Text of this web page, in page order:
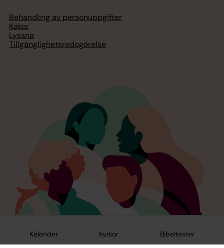
Kalender Kyrkor Bibeltexter
Behandling av personuppgifter
Kakor
Lyssna
Tillgänglighetsredogörelse